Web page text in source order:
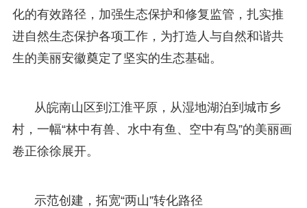
化的有效路径，加强生态保护和修复监管，扎实推
进自然生态保护各项工作，为打造人与自然和谐共
生的美丽安徽奠定了坚实的生态基础。
从皖南山区到江淮平原，从湿地湖泊到城市乡
村，一幅“林中有兽、水中有鱼、空中有鸟”的美丽画
卷正徐徐展开。
示范创建，拓宽“两山”转化路径